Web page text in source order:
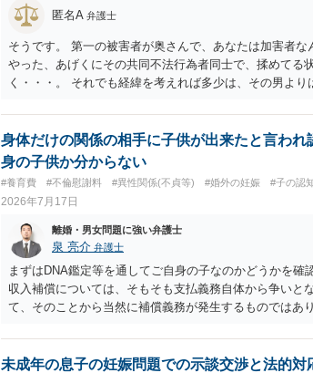
匿名A 弁護士
そうです。 第一の被害者が奥さんで、あなたは加害者
やった、あげくにその共同不法行為者同士で、揉めてる
く・・・。 それでも経緯を考えれば多少は、その男より
身体だけの関係の相手に子供が出来たと言わ
身の子供か分からない
#養育費 #不倫慰謝料 #異性関係(不貞等) #婚外の妊娠 #子の認
2026年7月17日
離婚・男女問題に強い弁護士
泉 亮介 弁護士
まずはDNA鑑定等を通してご自身の子なのかどうかを
収入補償については、そもそも支払義務自体から争いと
て、そのことから当然に補償義務が発生するものではあ
う。
未成年の息子の妊娠問題での示談交渉と法的対